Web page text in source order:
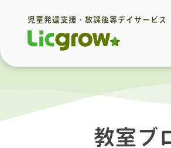
児童発達支援・放課後等デイサービス
教室ブ